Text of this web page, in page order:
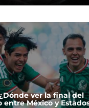
ver la final del
entre México y